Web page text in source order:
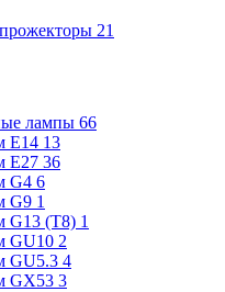
21
лампы 66
E14 13
E27 36
G4 6
G9 1
G13 (Т8) 1
GU10 2
GU5.3 4
GX53 3